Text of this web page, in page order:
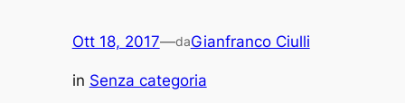
Ott 18, 2017—daGianfranco Ciulli
in Senza categoria